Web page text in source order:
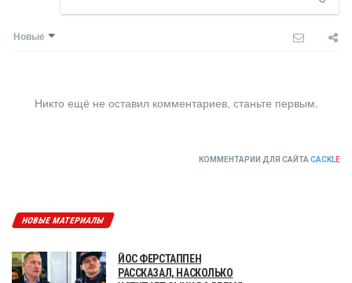
Новые
Никто ещё не оставил комментариев, станьте первым.
КОММЕНТАРИИ ДЛЯ САЙТА CACKLE
НОВЫЕ МАТЕРИАЛЫ
ЙОС ФЕРСТАППЕН
РАССКАЗАЛ, НАСКОЛЬКО